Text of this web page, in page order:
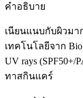
คำอธิบาย
เนียนแนบกับผิวม
เทคโนโลยีจาก
UV rays
ทาสกินแคร์